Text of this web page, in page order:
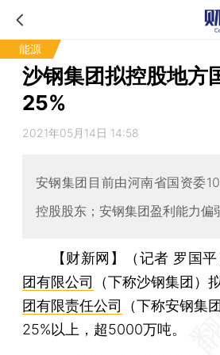
能源
沙钢集团拟控股地方
25%
2021年05月14日 14:58
安钢集团目前由河南省国资委
控股股东；安钢集团盈利能力偏
【财新网】（记者 罗国平
团有限公司
（下称沙钢集团）
团有限责任公司
（下称安钢集
25%以上，超5000万吨。